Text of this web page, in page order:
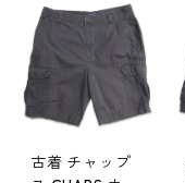
09
古着 チャップ